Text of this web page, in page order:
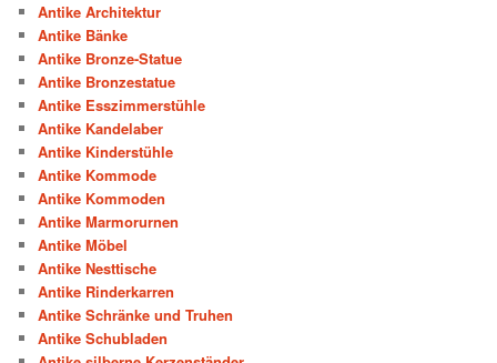
Antike Architektur
Antike Bänke
Antike Bronze-Statue
Antike Bronzestatue
Antike Esszimmerstühle
Antike Kandelaber
Antike Kinderstühle
Antike Kommode
Antike Kommoden
Antike Marmorurnen
Antike Möbel
Antike Nesttische
Antike Rinderkarren
Antike Schränke und Truhen
Antike Schubladen